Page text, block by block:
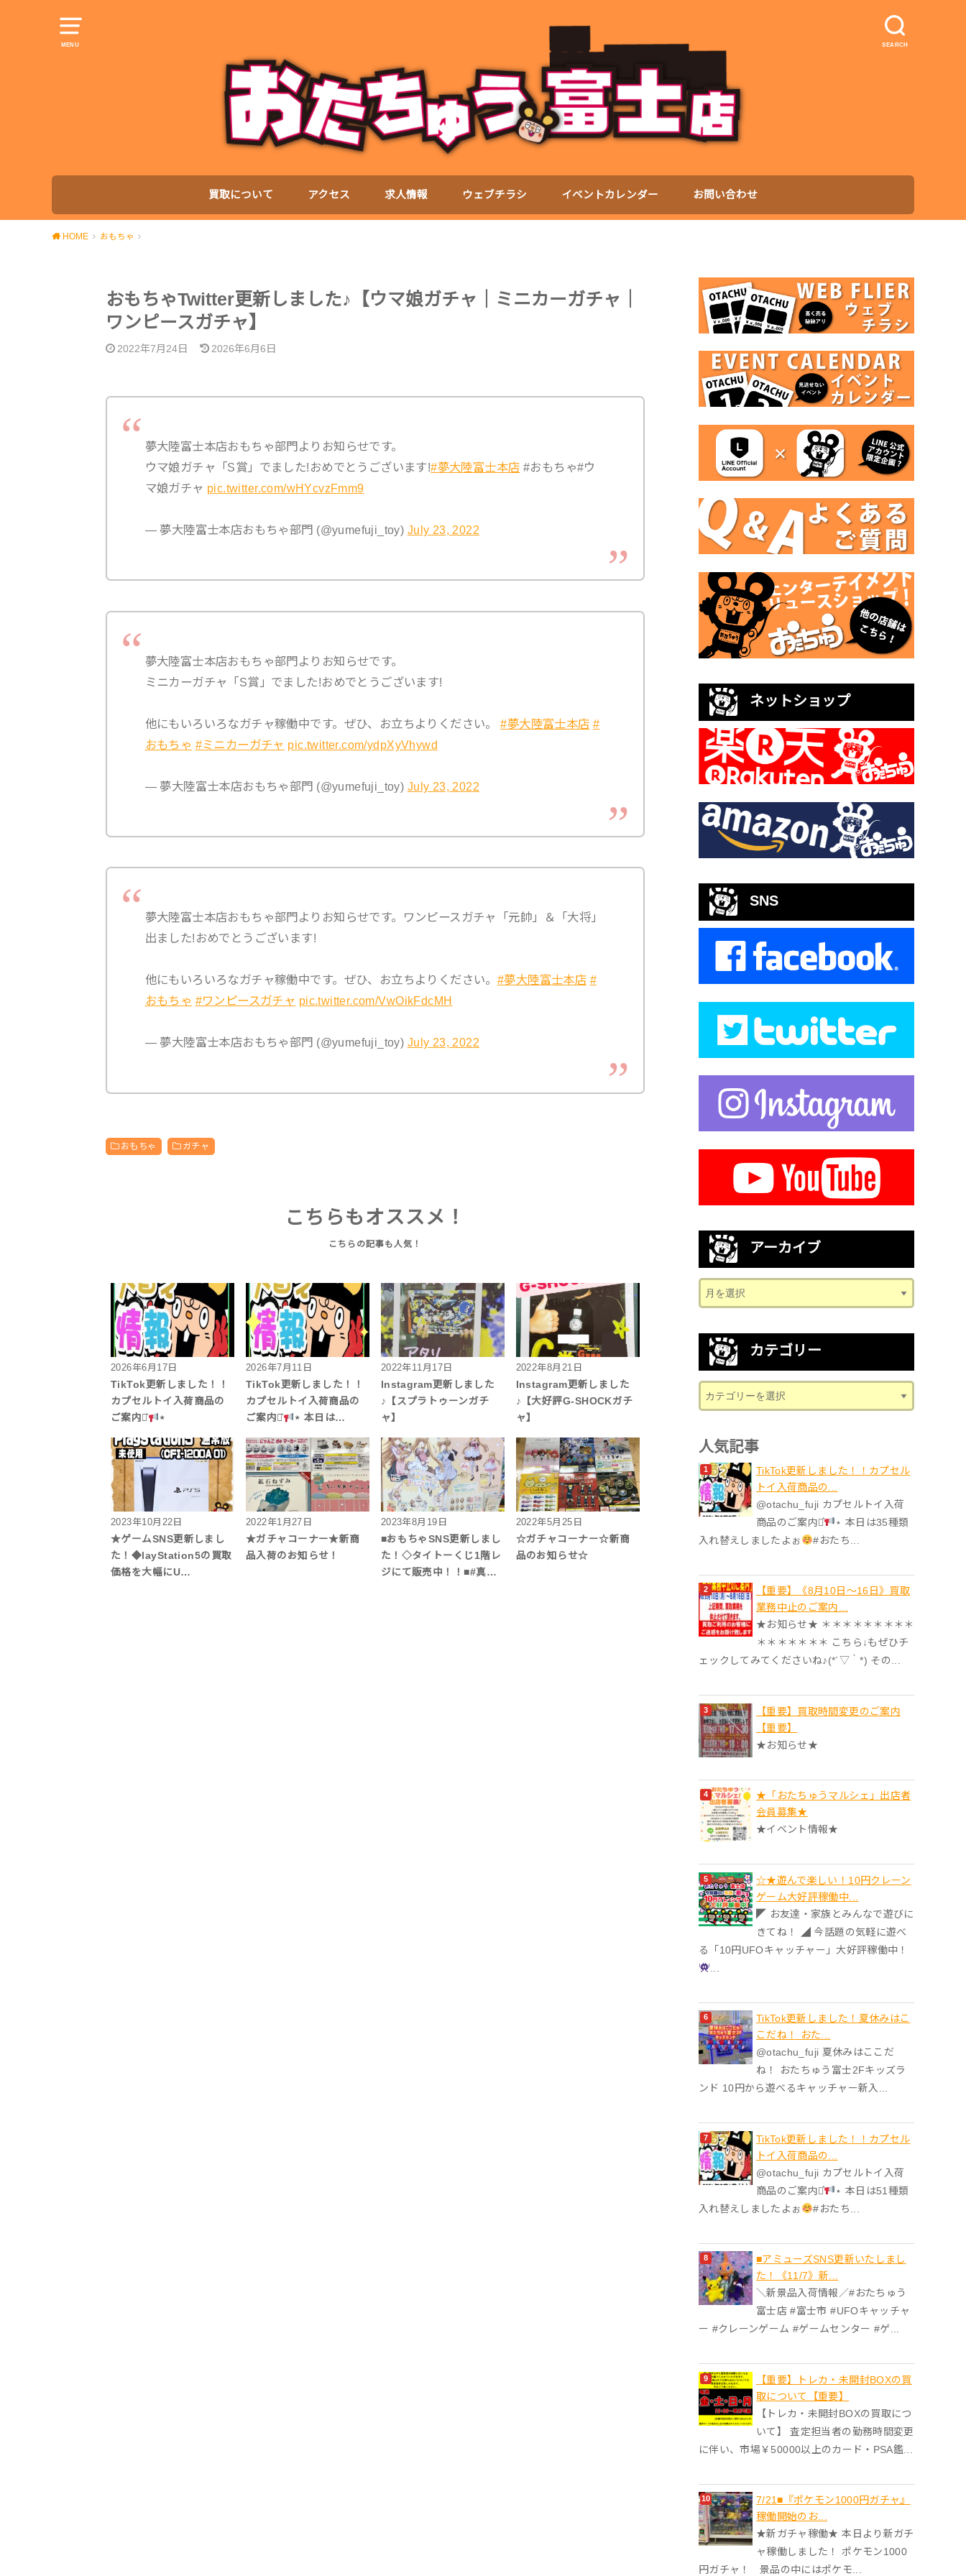
MENU SEARCH
買取について アクセス 求人情報 ウェブチラシ イベントカレンダー お問い合わせ
HOME おもちゃ
おもちゃTwitter更新しました♪【ウマ娘ガチャ｜ミニカーガチャ｜
ワンピースガチャ】
2022年7月24日 2026年6月6日
夢大陸富士本店おもちゃ部門よりお知らせです。
ウマ娘ガチャ「S賞」でました!おめでとうございます!#夢大陸富士本店 #おもちゃ#ウ
マ娘ガチャ pic.twitter.com/wHYcvzFmm9
— 夢大陸富士本店おもちゃ部門 (@yumefuji_toy) July 23, 2022
夢大陸富士本店おもちゃ部門よりお知らせです。
ミニカーガチャ「S賞」でました!おめでとうございます!
他にもいろいろなガチャ稼働中です。ぜひ、お立ちよりください。#夢大陸富士本店 #
おもちゃ #ミニカーガチャ pic.twitter.com/ydpXyVhywd
— 夢大陸富士本店おもちゃ部門 (@yumefuji_toy) July 23, 2022
夢大陸富士本店おもちゃ部門よりお知らせです。ワンピースガチャ「元帥」＆「大将」
出ました!おめでとうございます!
他にもいろいろなガチャ稼働中です。ぜひ、お立ちよりください。 #夢大陸富士本店 #
おもちゃ #ワンピースガチャ pic.twitter.com/VwOikFdcMH
— 夢大陸富士本店おもちゃ部門 (@yumefuji_toy) July 23, 2022
おもちゃ ガチャ
こちらもオススメ！
2026年6月17日
TikTok更新しました！！
カプセルトイ入荷商品の
ご案内⋆͛
⋆
2026年7月11日
TikTok更新しました！！
カプセルトイ入荷商品の
ご案内⋆͛
⋆ 本日は…
2022年11月17日
Instagram更新しました
♪【スプラトゥーンガチ
ャ】
2022年8月21日
Instagram更新しました
♪【大好評G-SHOCKガチ
ャ】
2023年10月22日
★ゲームSNS更新しまし
た！◆layStation5の買取
価格を大幅にU…
2022年1月27日
★ガチャコーナー★新商
品入荷のお知らせ！
2023年8月19日
■おもちゃSNS更新しまし
た！◇タイトーくじ1階レ
ジにて販売中！！■#真…
2022年5月25日
☆ガチャコーナー☆新商
品のお知らせ☆
ネットショップ
SNS
アーカイブ
カテゴリー
人気記事
TikTok更新しました！！カプセル
トイ入荷商品の...
@otachu_fuji カプセルトイ入荷
商品のご案内⋆͛
⋆ 本日は35種類
入れ替えしましたよぉ
#おたち...
【重要】《8月10日～16日》買取
業務中止のご案内...
★お知らせ★ ＊＊＊＊＊＊＊＊＊
＊＊＊＊＊＊＊ こちら↓もぜひチ
ェックしてみてくださいね♪(*´▽｀*) その...
【重要】買取時間変更のご案内
【重要】
★お知らせ★
★「おたちゅうマルシェ」出店者
会員募集★
★イベント情報★
☆★遊んで楽しい！10円クレーン
ゲーム大好評稼働中...
◤ お友達・家族とみんなで遊びに
きてね！ ◢ 今話題の気軽に遊べ
る「10円UFOキャッチャー」大好評稼働中！
TikTok更新しました！夏休みはこ
こだね！ おた...
@otachu_fuji 夏休みはここだ
ね！ おたちゅう富士2Fキッズラ
ンド 10円から遊べるキャッチャー新入...
TikTok更新しました！！カプセル
トイ入荷商品の...
@otachu_fuji カプセルトイ入荷
商品のご案内⋆͛
⋆ 本日は51種類
入れ替えしましたよぉ
#おたち...
■アミューズSNS更新いたしまし
た！《11/7》新...
＼新景品入荷情報／#おたちゅう
富士店 #富士市 #UFOキャッチャ
ー #クレーンゲーム #ゲームセンター #ゲ...
【重要】トレカ・未開封BOXの買
取について【重要】
【トレカ・未開封BOXの買取につ
いて】 査定担当者の勤務時間変更
に伴い、市場￥50000以上のカード・PSA鑑...
7/21■『ポケモン1000円ガチャ』
稼働開始のお...
★新ガチャ稼働★ 本日より新ガチ
ャ稼働しました！ ポケモン1000
円ガチャ！ 景品の中にはポケモ...